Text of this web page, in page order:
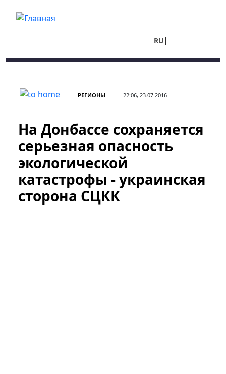
RU
РЕГИОНЫ 22:06, 23.07.2016
На Донбассе сохраняется
серьезная опасность
экологической
катастрофы - украинская
сторона СЦКК